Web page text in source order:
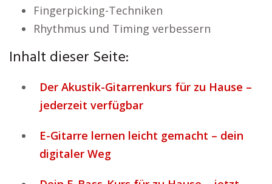
Fingerpicking-Techniken
Rhythmus und Timing verbessern
Inhalt dieser Seite:
Der Akustik-Gitarrenkurs für zu Hause –
jederzeit verfügbar
E-Gitarre lernen leicht gemacht – dein
digitaler Weg